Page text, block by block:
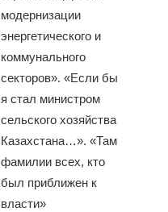
модернизации
энергетического и
коммунального
секторов». «Если бы
я стал министром
сельского хозяйства
Казахстана…». «Там
фамилии всех, кто
был приближен к
власти»